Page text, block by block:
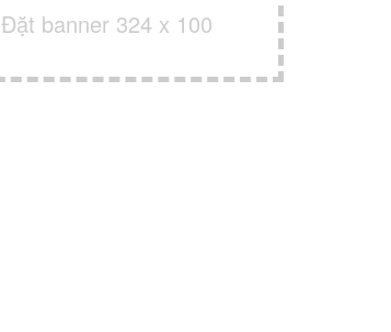
Đặt banner 324 x 100